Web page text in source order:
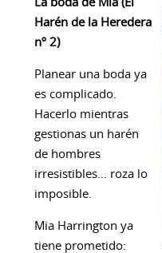
La boda de Mia (El
Harén de la Heredera
nº 2)
Planear una boda ya
es complicado.
Hacerlo mientras
gestionas un harén
de hombres
irresistibles… roza lo
imposible.
Mia Harrington ya
tiene prometido: